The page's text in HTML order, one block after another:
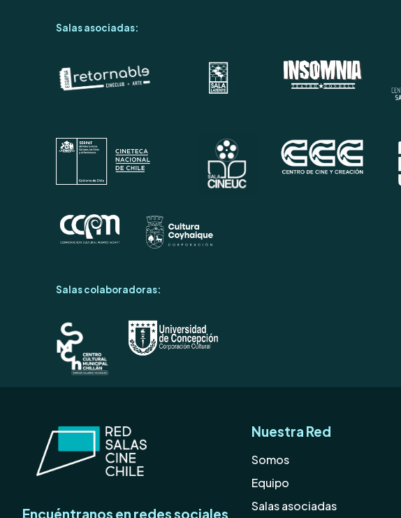
Salas asociadas:
Salas colaboradoras:
Encuéntranos en redes sociales
Nuestra Red
Somos
Equipo
Salas asociadas